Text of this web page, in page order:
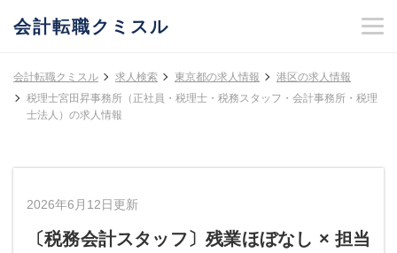
会計転職クミスル
会計転職クミスル 求人検索 東京都の求人情報
港区の求人情報
税理士宮田昇事務所（正社員・税理士・税務スタッフ・会計事務所・税理
士法人）の求人情報
2026年6月12日更新
〔税務会計スタッフ〕残業ほぼなし × 担当